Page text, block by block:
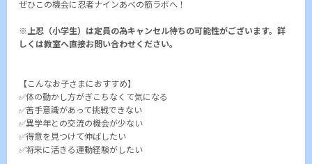
ぜひこの機会に忍者ナインあべの筋ラボへ！
※上忍（小学生）は定員の為キャンセル待ちの可能性がございます。詳
しくは教室へ直接お問い合わせください。
【こんなお子さまにおすすめ】
✅体の動かし方がぎこちなくて気になる
✅苦手意識があって挑戦できない
✅異学年との交流の機会が少ない
✅得意を見つけて伸ばしたい
✅将来に活きる運動経験がしたい